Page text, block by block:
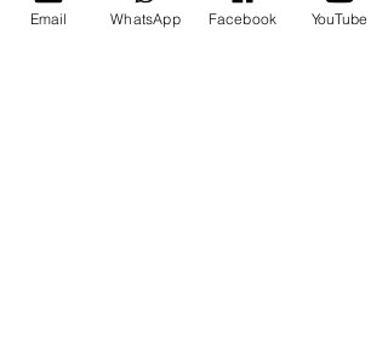
Email WhatsApp Facebook YouTube